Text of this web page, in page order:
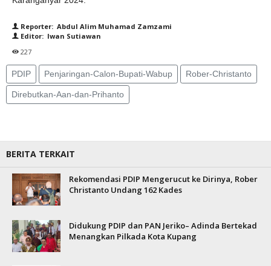
Reporter: Abdul Alim Muhamad Zamzami
Editor: Iwan Sutiawan
227
PDIP Penjaringan-Calon-Bupati-Wabup Rober-Christanto
Direbutkan-Aan-dan-Prihanto
BERITA TERKAIT
Rekomendasi PDIP Mengerucut ke Dirinya, Rober
Christanto Undang 162 Kades
Didukung PDIP dan PAN Jeriko– Adinda Bertekad
Menangkan Pilkada Kota Kupang